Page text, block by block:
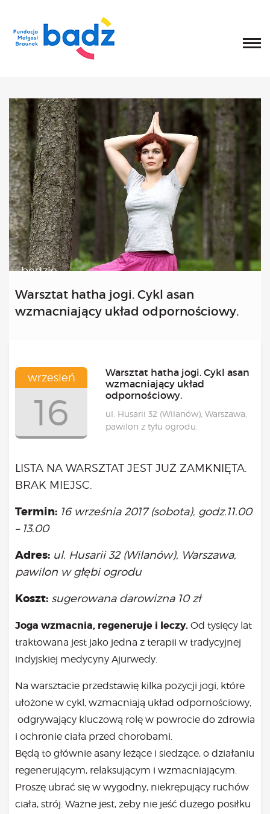
będzie
Warsztat hatha jogi. Cykl asan
wzmacniający układ odpornościowy.
wrzesień
16
Warsztat hatha jogi. Cykl asan
wzmacniający układ
odpornościowy.
ul. Husarii 32 (Wilanów), Warszawa,
pawilon z tyłu ogrodu.
LISTA NA WARSZTAT JEST JUŻ ZAMKNIĘTA.
BRAK MIEJSC.
Termin: 16 września 2017 (sobota), godz.11.00
– 13.00
Adres: ul. Husarii 32 (Wilanów), Warszawa,
pawilon w głębi ogrodu
Koszt: sugerowana darowizna 10 zł
Joga wzmacnia, regeneruje i leczy. Od tysięcy lat
traktowana jest jako jedna z terapii w tradycyjnej
indyjskiej medycyny Ajurwedy.
Na warsztacie przedstawię kilka pozycji jogi, które
ułożone w cykl, wzmacniają układ odpornościowy,
odgrywający kluczową rolę w powrocie do zdrowia
i ochronie ciała przed chorobami.
Będą to głównie asany leżące i siedzące, o działaniu
regenerującym, relaksującym i wzmacniającym.
Proszę ubrać się w wygodny, niekrępujący ruchów
ciała, strój. Ważne jest, żeby nie jeść dużego posiłku
List Małgosi
Statut
Zarząd
Rada Fundacji
Rada Programowa
Wolontariusze
Sprawozdania
Kongres
O Kongresie
Kongres 2020
Kongres 2019
Projekty
Bezpłatne konsultacje psychologiczne online marzec –
Jestem i Będę
Kurs mindfulness online
Bądź w Kazimierzu
Cykle edukacyjne (warsztaty i LIVE’y)
Sensowne ścieżki zdrowia
Zmieniamy niezdrowe na zdrowe
Onkoasystent
aktualności
Będzie
Było
Porady
Duch
Psychika
Media
Filmy
Galeria
„Bądź” w mediach
Kontakt